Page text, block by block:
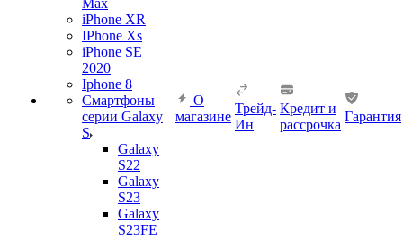
Max
iPhone XR
IPhone Xs
iPhone SE
2020
Iphone 8
Смартфоны
серии Galaxy
S
Galaxy
S22
Galaxy
S23
Galaxy
S23FE
О
магазине
Трейд-
Ин
Кредит и
рассрочка
Гарантия